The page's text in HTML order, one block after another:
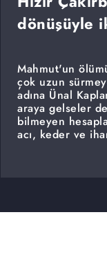
dönüşüyle
Mahmut'un
çok uzun
adına Ünal
araya gelseler
bilmeyen
acı, keder ve
Çakırbeyli'nin
bir arada